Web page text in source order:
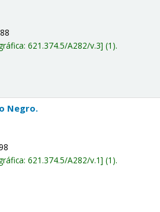
621.374.5/A282/v.3 (1).
Negro.
621.374.5/A282/v.1 (1).